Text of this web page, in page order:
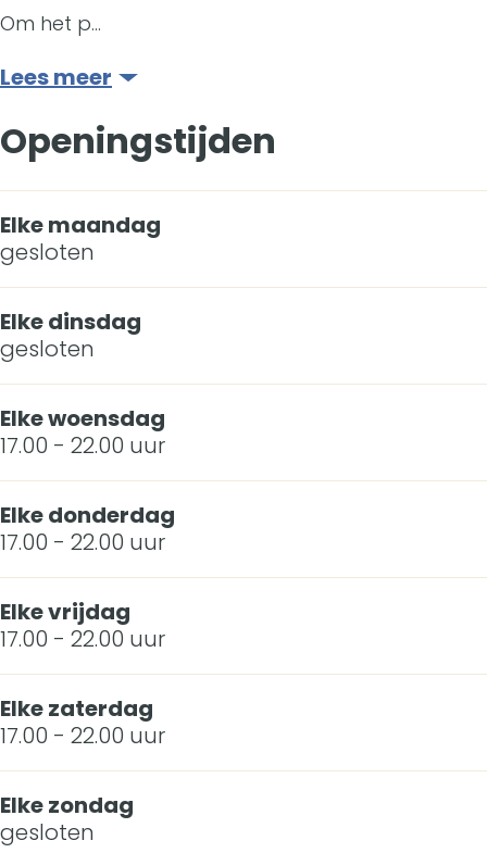
e
v
v
e
L
e
e
n
e
v
n
v
L
v
n
a
n
t
L
i
v
e
e
v
e
r
a
'
t
L
e
v
L
e
v
n
Om het p…
Lees meer
Openingstijden
Elke maandag
gesloten
Elke dinsdag
gesloten
Elke woensdag
17.00 - 22.00 uur
Elke donderdag
17.00 - 22.00 uur
Elke vrijdag
17.00 - 22.00 uur
Elke zaterdag
17.00 - 22.00 uur
Elke zondag
gesloten